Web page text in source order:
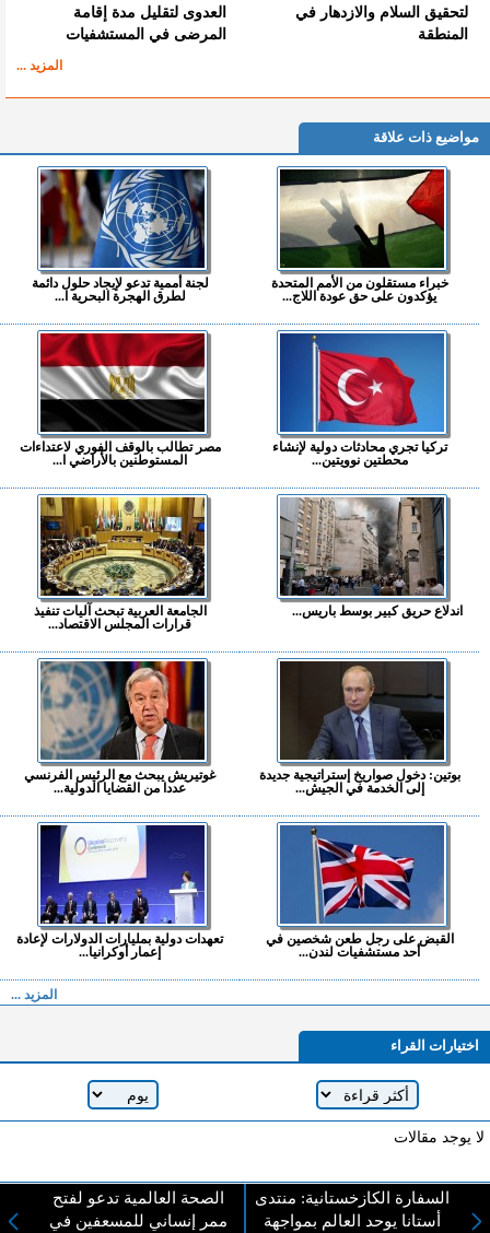
لتحقيق السلام والازدهار في
المنطقة
العدوى لتقليل مدة إقامة
المرضى في المستشفيات
المزيد ...
مواضيع ذات علاقة
خبراء مستقلون من الأمم المتحدة
يؤكدون على حق عودة اللاج...
لجنة أممية تدعو لإيجاد حلول دائمة
لطرق الهجرة البحرية ا...
تركيا تجري محادثات دولية لإنشاء
محطتين نوويتين...
مصر تطالب بالوقف الفوري لاعتداءات
المستوطنين بالأراضي ا...
اندلاع حريق كبير بوسط باريس...
الجامعة العربية تبحث آليات تنفيذ
قرارات المجلس الاقتصاد...
بوتين: دخول صواريخ إستراتيجية جديدة
إلى الخدمة في الجيش...
غوتيريش يبحث مع الرئيس الفرنسي
عددا من القضايا الدولية...
القبض على رجل طعن شخصين في
أحد مستشفيات لندن...
تعهدات دولية بمليارات الدولارات لإعادة
إعمار أوكرانيا...
المزيد ...
اختيارات القراء
لا يوجد مقالات
السفارة الكازخستانية: منتدى
أستانا يوحد العالم بمواجهة
الصحة العالمية تدعو لفتح
ممر إنساني للمسعفين في
لا مانع من الإقتباس وإعادة النشر شريط ذكر المصدر ( المدينة نيوز ) - الآراء والتعليقات